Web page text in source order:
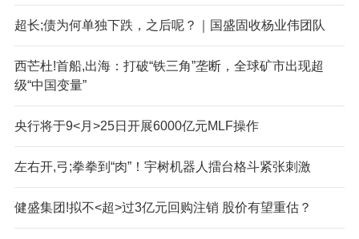
超长;债为何单独下跌，之后呢？｜国盛固收杨业伟团队
西芒杜!首船,出海：打破“铁三角”垄断，全球矿市出现超
级“中国变量”
央行将于9<月>25日开展6000亿元MLF操作
左右开,弓;拳拳到“肉”！宇树机器人擂台格斗紧张刺激
健盛集团!拟不<超>过3亿元回购注销 股价有望重估？